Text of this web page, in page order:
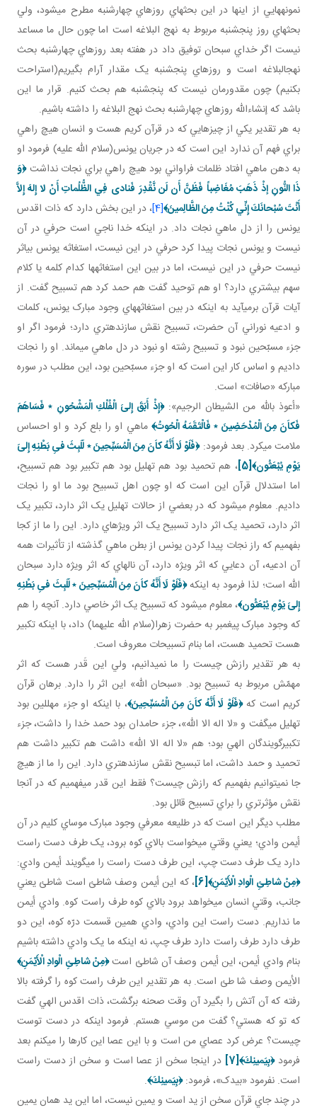
نمونه هايي از اين­ها در اين بحث هاي روزهاي چهارشنبه مطرح مي شود، ولي
بحث هاي روز پنج شنبه مربوط به نهج البلاغه است اما چون حال ما مساعد
نيست اگر خداي سبحان توفيق داد در هفته بعد روزهاي چهارشنبه بحث
نهج البلاغه است و روزهاي پنج شنبه يک مقدار آرام بگيريم(استراحت
بکنيم) چون مقدورمان نيست که پنج شنبه هم بحث کنيم. قرار ما اين
باشد که إن شاءالله روزهاي چهارشنبه بحث نهج البلاغه را داشته باشيم.
به هر تقدير يکي از چيزهايي که در قرآن کريم هست و انسان هيچ راهي
براي فهم آن ندارد اين است که در جريان يونس(سلام الله عليه) فرمود او
به دهن ماهي افتاد ظلمات فراواني بود هيچ راهي براي نجات نداشت﴿وَ
ذَا النُّونِ إذْ ذَهَبَ مُغَاضِباً فَظَنَّ أَن لَن نَّقْدِرَ فَنادى‏ فِي الظُّلُماتِ أَنْ لا إِلهَ إِلاَّ
أَنْتَ سُبْحانَكَ إِنِّي كُنْتُ مِنَ الظَّالِمينَ﴾[4] ، در اين بخش دارد که ذات اقدس
يونس را از دل ماهي نجات داد. در اينکه خدا ناجي است حرفي در آن
نيست و يونس نجات پيدا کرد حرفي در اين نيست، استغاثه يونس بي اثر
نيست حرفي در اين نيست، اما در بين اين استغاثه ها کدام کلمه يا کلام
سهم بيشتري دارد؟ او هم توحيد گفت هم حمد کرد هم تسبيح گفت. از
آيات قرآن برمي آيد به اينکه در بين استغاثه هاي وجود مبارک يونس، کلمات
و ادعيه نوراني آن حضرت، تسبيح نقش سازنده تري دارد؛ فرمود اگر او
جزء مسبّحين نبود و تسبيح رشته او نبود در دل ماهي مي ماند. او را نجات
داديم و اساس کار اين است که او جزء مسبّحين بود، اين مطلب در سوره
مبارکه «صافات» است.
«أعوذ بالله من الشيطان الرجيم»:﴿إِذْ أَبَقَ إِلىَ الْفُلْكِ الْمَشْحُونِ ٭ فَسَاهَمَ
فَكاَنَ مِنَ الْمُدْحَضِينَ ٭ فَالْتَقَمَهُ الْحُوتُ﴾ ماهي او را بلع کرد و او احساس
ملامت مي کرد. بعد فرمود:﴿فَلَوْ لَا أَنَّهُ كاَنَ مِنَ الْمُسَبِّحِينَ٭لَلَبِثَ فىِ بَطْنِهِ إِلىَ‏
يَوْمِ يُبْعَثُون‏﴾[5]
، هم تحميد بود هم تهليل بود هم تکبير بود هم تسبيح،
اما استدلال قرآن اين است که او چون اهل تسبيح بود ما او را نجات
داديم. معلوم مي شود که در بعضي از حالات تهليل يک اثر دارد، تکبير يک
اثر دارد، تحميد يک اثر دارد تسبيح يک اثر ويژه اي دارد. اين را ما از کجا
بفهميم که راز نجات پيدا کردن يونس از بطن ماهي گذشته از تأثيرات همه
آن ادعيه، آن دعايي که اثر ويژه دارد، آن ناله اي که اثر ويژه دارد سبحان
الله است؛ لذا فرمود به اينکه﴿فَلَوْ لَا أَنَّهُ كاَنَ مِنَ الْمُسَبِّحِينَ٭لَلَبِثَ فىِ بَطْنِهِ
إِلىَ‏ يَوْمِ يُبْعَثُون‏﴾، معلوم مي شود که تسبيح يک اثر خاصي دارد. آنچه را هم
که وجود مبارک پيغمبر به حضرت زهرا(سلام الله عليهما) داد، با اينکه تکبير
هست تحميد هست، اما بنام تسبيحات معروف است.
به هر تقدير رازش چيست را ما نمي دانيم، ولي اين قَدر هست که اثر
مهمّش مربوط به تسبيح بود. «سبحان الله» اين اثر را دارد. برهان قرآن
کريم است که﴿فَلَوْ لَا أَنَّهُ كاَنَ مِنَ الْمُسَبِّحِينَ‏﴾، با اينکه او جزء مهللين بود
تهليل مي گفت و «لا اله الا الله»، جزء حامدان بود حمد خدا را داشت، جزء
تکبيرگويندگان الهي بود؛ هم «لا اله الا الله» داشت هم تکبير داشت هم
تحميد و حمد داشت، اما تبسيح نقش سازنده تري دارد. اين را ما از هيچ
جا نمي توانيم بفهميم که رازش چيست؟ فقط اين قدر مي فهميم که در آنجا
نقش مؤثرتري را براي تسبيح قائل بود.
مطلب ديگر اين است که در طليعه معرفي وجود مبارک موساي کليم در آن
أيمن وادي؛ يعني وقتي مي خواست بالاي کوه برود، يک طرف دست راست
دارد يک طرف دست چپ، اين طرف دست راست را مي گويند أيمن وادي:
﴿مِنْ شاطِئِ الْوادِ الْأَيْمَنِ‏﴾[6]
، که اين أيمن وصف شاطئ است شاطئ يعني
جانب، وقتي انسان مي خواهد برود بالاي کوه طرف راست کوه. وادي أيمن
ما نداريم. دست راست اين وادي، وادي همين قسمت درّه کوه، اين دو
طرف دارد طرف راست دارد طرف چپ، نه اينکه ما يک وادي داشته باشيم
بنام وادي أيمن، اين أيمن وصف آن شاطئ است﴿مِنْ شاطِئِ الْوادِ الْأَيْمَنِ‏﴾
الأيمن وصف شا طئ است. به هر تقدير اين طرف راست کوه را گرفته بالا
رفته که آن آتش را بگيرد آن وقت صحنه برگشت، ذات اقدس الهي گفت
که تو که هستي؟ گفت من موسي هستم. فرمود اينکه در دست توست
چيست؟ عرض کرد عصاي من است و با اين عصا اين کارها را مي کنم بعد
فرمود﴿بِيَمينِكَ‏﴾[7]
در اينجا سخن از عصا است و سخن از دست راست
است. نفرمود «بيدک»، فرمود:﴿بِيَمينِكَ‏﴾.
در چند جاي قرآن سخن از يد است و يمين نيست، اما اين يد همان يمين